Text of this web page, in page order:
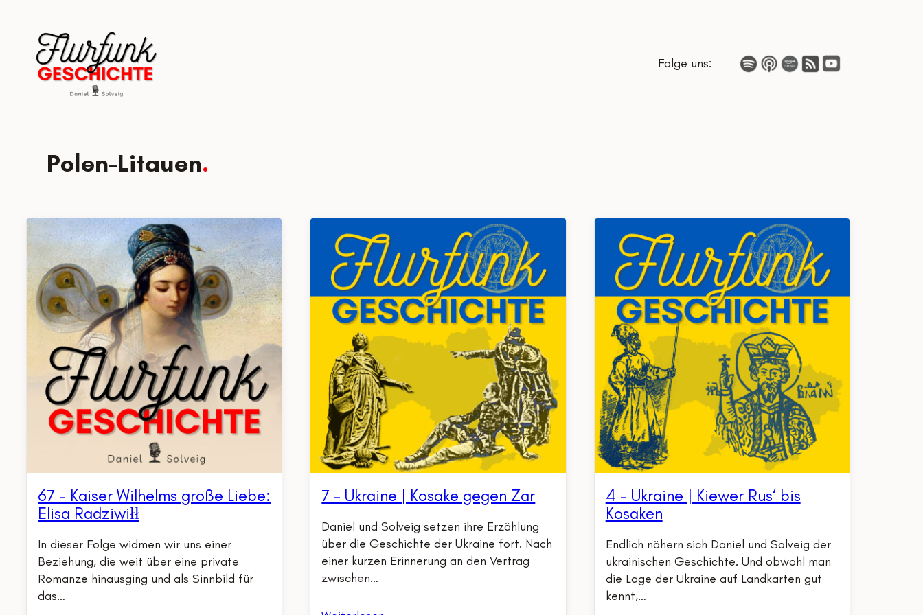
Inhalt
springen
Folge uns:
Polen-Litauen
67 – Kaiser Wilhelms große Liebe:
Elisa Radziwiłł
In dieser Folge widmen wir uns einer
Beziehung, die weit über eine private
Romanze hinausging und als Sinnbild für
das…
7 – Ukraine | Kosake gegen Zar
Daniel und Solveig setzen ihre Erzählung
über die Geschichte der Ukraine fort. Nach
einer kurzen Erinnerung an den Vertrag
zwischen…
4 – Ukraine | Kiewer Rus‘ bis
Kosaken
Endlich nähern sich Daniel und Solveig der
ukrainischen Geschichte. Und obwohl man
die Lage der Ukraine auf Landkarten gut
kennt,…